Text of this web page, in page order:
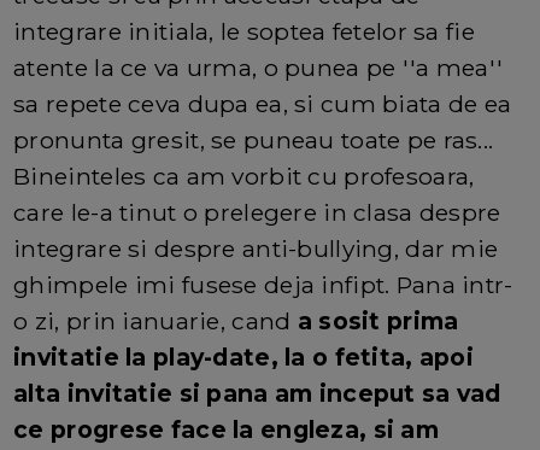
integrare initiala, le soptea fetelor sa fie
atente la ce va urma, o punea pe ''a mea''
sa repete ceva dupa ea, si cum biata de ea
pronunta gresit, se puneau toate pe ras...
Bineinteles ca am vorbit cu profesoara,
care le-a tinut o prelegere in clasa despre
integrare si despre anti-bullying, dar mie
ghimpele imi fusese deja infipt. Pana intr-
o zi, prin ianuarie, cand a sosit prima
invitatie la play-date, la o fetita, apoi
alta invitatie si pana am inceput sa vad
ce progrese face la engleza, si am